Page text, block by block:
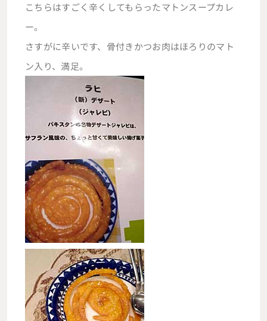
こちらはすごく辛くしてもらったマトンスープカレ
ー。
さすがに辛いです、骨付きかつお肉はほろりのマト
ン入り、満足。